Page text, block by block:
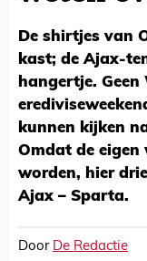
De shirtjes van
kast; de Ajax-
hangertje.
kunnen kijken
Omdat de
worden, hier
Ajax – Sparta.
Door De Redactie